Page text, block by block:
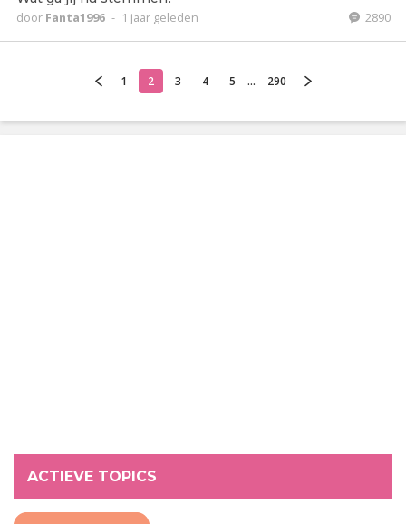
door Fanta1996 - 1 jaar geleden 2890
1 2 3 4 5 ... 290
ACTIEVE TOPICS